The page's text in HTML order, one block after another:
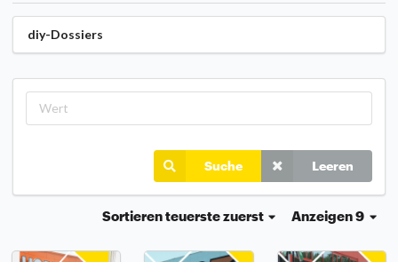
diy-Dossiers
Suche Leeren
Anzeigen 9
Sortierenteuerste zuerst